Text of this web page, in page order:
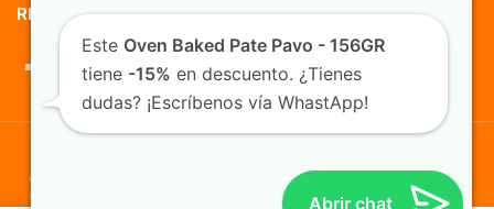
REDES SOCIALES
TusMascotas.cl
Abrir chat
Este Oven Baked Pate Pavo - 156GR
tiene -15% en descuento. ¿Tienes
dudas? ¡Escríbenos vía WhastApp!